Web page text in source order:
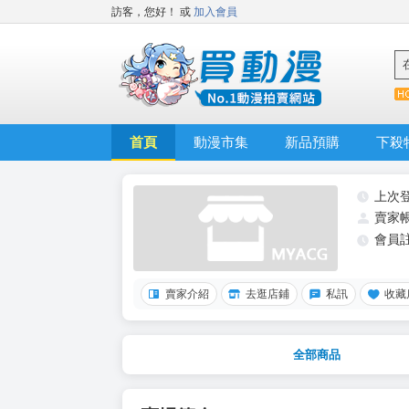
訪客，您好！ 或 加入會員
首頁 動漫市集 新品預購 下殺
上次
賣家
會員
賣家介紹 去逛店鋪 私訊 收藏
全部商品